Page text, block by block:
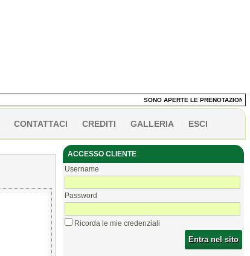
SONO APERTE LE PRENOTAZIONI
CONTATTACI CREDITI GALLERIA ESCI
ACCESSO CLIENTE
Username
Password
Ricorda le mie credenziali
Entra nel sito